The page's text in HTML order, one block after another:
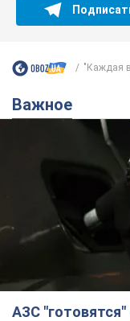
"Каждая
Важное
АЗС